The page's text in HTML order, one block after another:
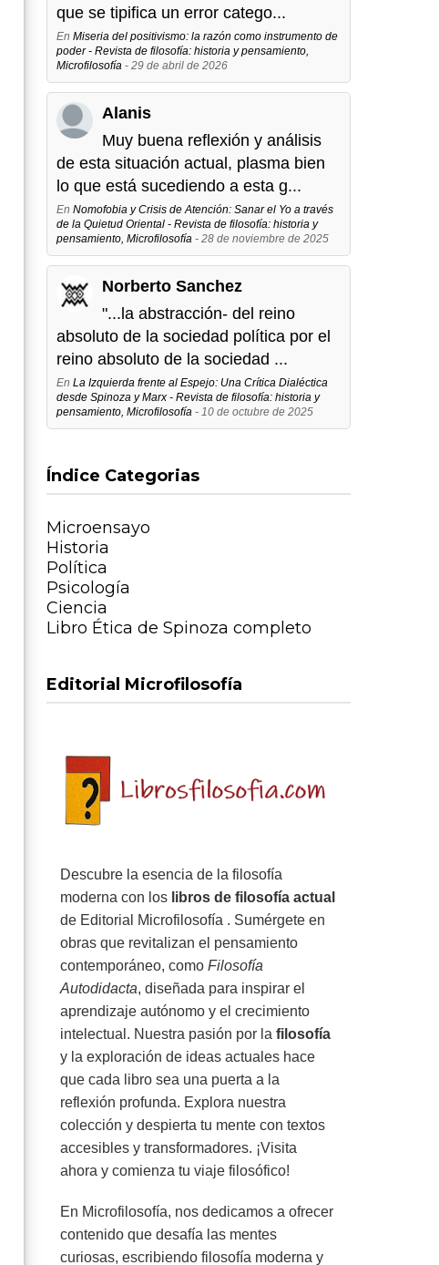
que se tipifica un error catego...
En Miseria del positivismo: la razón como instrumento de
poder - Revista de filosofía: historia y pensamiento,
Microfilosofía - 29 de abril de 2026
Alanis
Muy buena reflexión y análisis
de esta situación actual, plasma bien
lo que está sucediendo a esta g...
En Nomofobia y Crisis de Atención: Sanar el Yo a través
de la Quietud Oriental - Revista de filosofía: historia y
pensamiento, Microfilosofía - 28 de noviembre de 2025
Norberto Sanchez
"...la abstracción- del reino
absoluto de la sociedad política por el
reino absoluto de la sociedad ...
En La Izquierda frente al Espejo: Una Crítica Dialéctica
desde Spinoza y Marx - Revista de filosofía: historia y
pensamiento, Microfilosofía - 10 de octubre de 2025
Índice Categorias
Microensayo
Historia
Política
Psicología
Ciencia
Libro Ética de Spinoza completo
Editorial Microfilosofía
Descubre la esencia de la filosofía
moderna con los libros de filosofía actual
de Editorial Microfilosofía . Sumérgete en
obras que revitalizan el pensamiento
contemporáneo, como Filosofía
Autodidacta, diseñada para inspirar el
aprendizaje autónomo y el crecimiento
intelectual. Nuestra pasión por la filosofía
y la exploración de ideas actuales hace
que cada libro sea una puerta a la
reflexión profunda. Explora nuestra
colección y despierta tu mente con textos
accesibles y transformadores. ¡Visita
ahora y comienza tu viaje filosófico!
En Microfilosofía, nos dedicamos a ofrecer
contenido que desafía las mentes
curiosas, escribiendo filosofía moderna y